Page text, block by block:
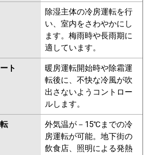
P80L6SGB PA-P80L6SGNB PA-
P80L6SGN1
PA-P80L6SGA PA-
P80L6SGN PA-P80L6SG
除湿主体の冷房運転を行
い、室内をさわやかにし
ます。梅雨時や長雨期に
適しています。
ト
暖房運転開始時や除霜運
転後に、不快な冷風が吹
出さないようコントロー
ルします。
外気温が－15℃までの冷
房運転が可能。地下街の
飲食店、照明による発熱